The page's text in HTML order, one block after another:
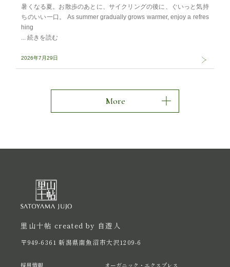
暑くなる夏。お散歩のあとに、サイクリングの後に、ぐいっと気持
ちのいい一口。 As summer gradually grows warmer, enjoy a refres
hing
2026年7月29日
More
里山十帖 created by 自遊人
〒949-6361 新潟県南魚沼市大沢1209-6
採用情報 オーガニック・エクスプレス